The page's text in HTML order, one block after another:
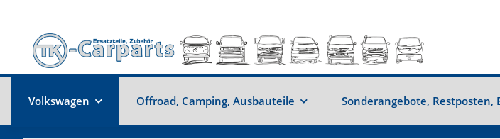
Volkswagen Offroad, Camping, Ausbauteile Sonderangebote, Restposten,